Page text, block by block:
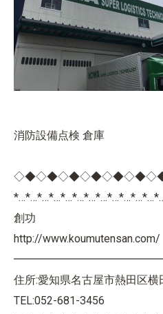
消防設備点検 倉庫
創功
http://www.koumutensan.com/
住所:愛知県名古屋市熱田区横
TEL:052-681-3456